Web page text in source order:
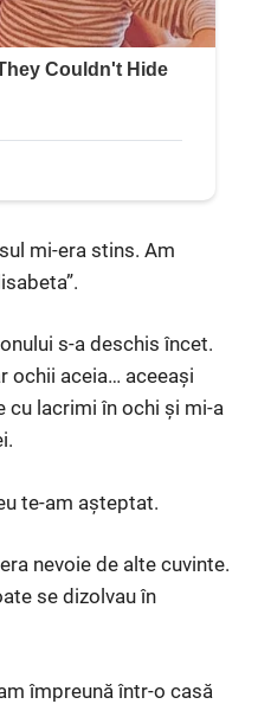
mi-era stins. Am
s-a deschis încet.
ochii aceia… aceeași
cu lacrimi în ochi și mi-a
te-am așteptat.
nevoie de alte cuvinte.
se dizolvau în
împreună într-o casă